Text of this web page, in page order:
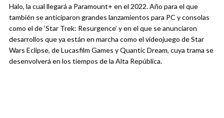
Halo, la cual llegará a Paramount+ en el 2022. Año para el que
también se anticiparon grandes lanzamientos para PC y consolas
como el de ‘Star Trek: Resurgence’ y en el que se anunciaron
desarrollos que ya están en marcha como el videojuego de Star
Wars Eclipse, de Lucasfilm Games y Quantic Dream, cuya trama se
desenvolverá en los tiempos de la Alta República.